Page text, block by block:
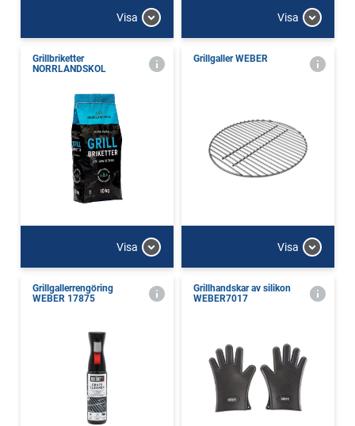
Visa Visa
Grillbriketter
NORRLANDSKOL
Visa
Grillgaller WEBER
Visa
Grillgallerrengöring
WEBER 17875
Grillhandskar av silikon
WEBER7017